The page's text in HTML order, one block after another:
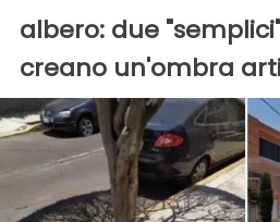
albero: due
creano un'ombra